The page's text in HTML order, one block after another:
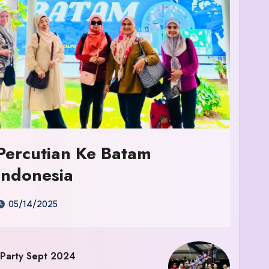
Ke Batam
05/14/2025
Sept 2024